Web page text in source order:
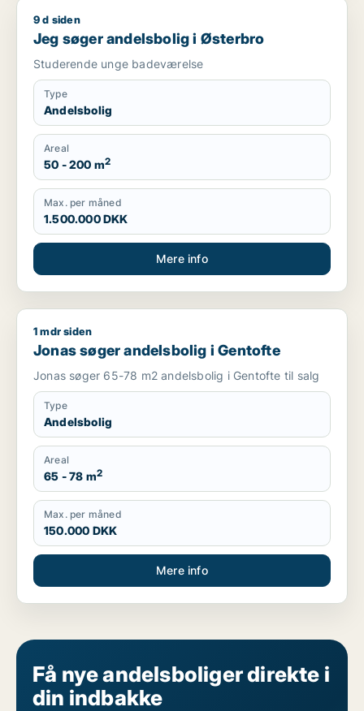
Jeg søger andelsbolig i Østerbro
9 d siden
Jeg søger andelsbolig i Østerbro
Studerende unge badeværelse
Type
Andelsbolig
Areal
50 - 200 m2
Max. per måned
1.500.000 DKK
Mere info
Jonas søger andelsbolig i Gentofte
1 mdr siden
Jonas søger andelsbolig i Gentofte
Jonas søger 65-78 m2 andelsbolig i Gentofte til salg
Type
Andelsbolig
Areal
65 - 78 m2
Max. per måned
150.000 DKK
Mere info
Få nye andelsboliger direkte i
din indbakke